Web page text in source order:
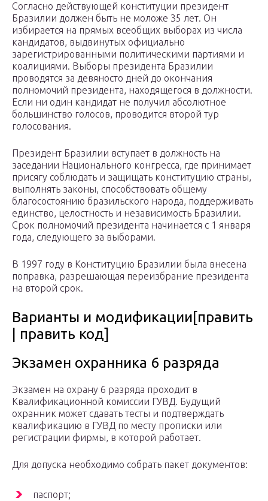
Согласно действующей конституции президент
Бразилии должен быть не моложе 35 лет. Он
избирается на прямых всеобщих выборах из числа
кандидатов, выдвинутых официально
зарегистрированными политическими партиями и
коалициями. Выборы президента Бразилии
проводятся за девяносто дней до окончания
полномочий президента, находящегося в должности.
Если ни один кандидат не получил абсолютное
большинство голосов, проводится второй тур
голосования.
Президент Бразилии вступает в должность на
заседании Национального конгресса, где принимает
присягу соблюдать и защищать конституцию страны,
выполнять законы, способствовать общему
благосостоянию бразильского народа, поддерживать
единство, целостность и независимость Бразилии.
Срок полномочий президента начинается с 1 января
года, следующего за выборами.
В 1997 году в Конституцию Бразилии была внесена
поправка, разрешающая переизбрание президента
на второй срок.
Варианты и модификации[править
| править код]
Экзамен охранника 6 разряда
Экзамен на охрану 6 разряда проходит в
Квалификационной комиссии ГУВД. Будущий
охранник может сдавать тесты и подтверждать
квалификацию в ГУВД по месту прописки или
регистрации фирмы, в которой работает.
Для допуска необходимо собрать пакет документов:
паспорт;